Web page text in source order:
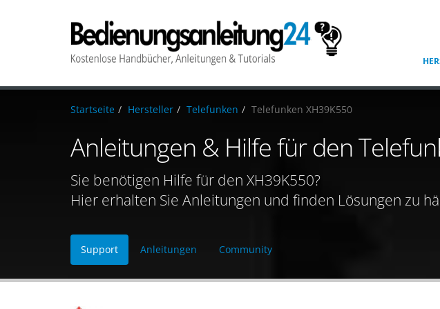
Startseite Hersteller Telefunken Telefunken XH39K550
Anleitungen & Hilfe für den
Sie benötigen Hilfe für den XH39K550?
Hier erhalten Sie Anleitungen und finden Lösungen zu
Support Anleitungen Community